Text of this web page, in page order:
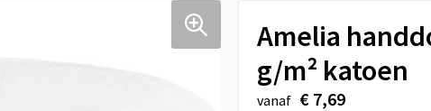
Amelia
g/m² katoen
vanaf € 7,69